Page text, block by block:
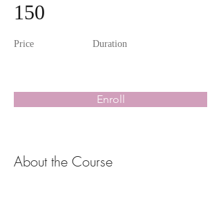
150
Price Duration
Enroll
About the Course